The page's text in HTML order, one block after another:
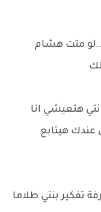
...لو متت هشام
هتعيشي انا
هيتابع
تفكير بنتي طلاما